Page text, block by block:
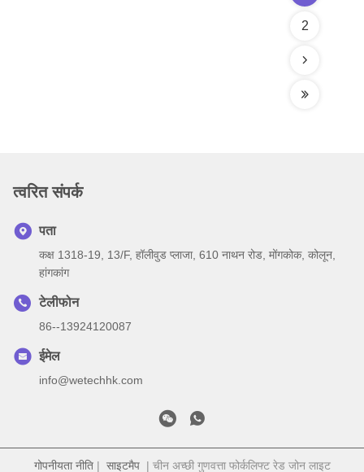
2
त्वरित संपर्क
पता
कक्ष 1318-19, 13/F, हॉलीवुड प्लाजा, 610 नाथन रोड, मोंगकोक, कोलून,
हांगकांग
टेलीफोन
86--13924120087
ईमेल
info@wetechhk.com
गोपनीयता नीति| साइटमैप| चीन अच्छी गुणवत्ता फोर्कलिफ्ट रेड जोन लाइट